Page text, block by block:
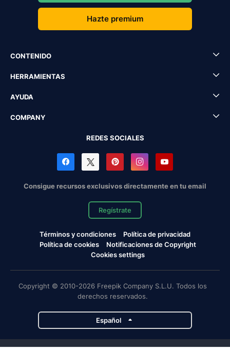
Hazte premium
CONTENIDO
HERRAMIENTAS
AYUDA
COMPANY
REDES SOCIALES
Consigue recursos exclusivos directamente en tu email
Regístrate
Términos y condiciones
Política de privacidad
Política de cookies
Notificaciones de Copyright
Cookies settings
Copyright © 2010-2026 Freepik Company S.L.U. Todos los
derechos reservados.
Español